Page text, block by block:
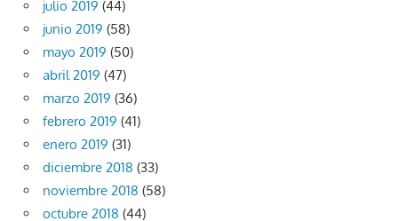
julio 2019 (44)
junio 2019 (58)
mayo 2019 (50)
abril 2019 (47)
marzo 2019 (36)
febrero 2019 (41)
enero 2019 (31)
diciembre 2018 (33)
noviembre 2018 (58)
octubre 2018 (44)